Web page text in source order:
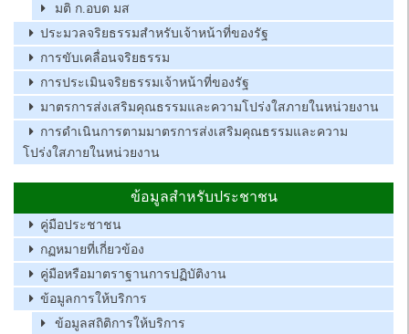
มติ ก.อบต มส
ประมวลจริยธรรมสำหรับเจ้าหน้าที่ของรัฐ
การขับเคลื่อนจริยธรรม
การประเมินจริยธรรมเจ้าหน้าที่ของรัฐ
มาตรการส่งเสริมคุณธรรมและความโปร่งใสภายในหน่วยงาน
การดำเนินการตามมาตรการส่งเสริมคุณธรรมและความ
โปร่งใสภายในหน่วยงาน
ข้อมูลสำหรับประชาชน
คู่มือประชาชน
กฏหมายที่เกี่ยวข้อง
คู่มือหรือมาตราฐานการปฏิบัติงาน
ข้อมูลการให้บริการ
ข้อมูลสถิติการให้บริการ